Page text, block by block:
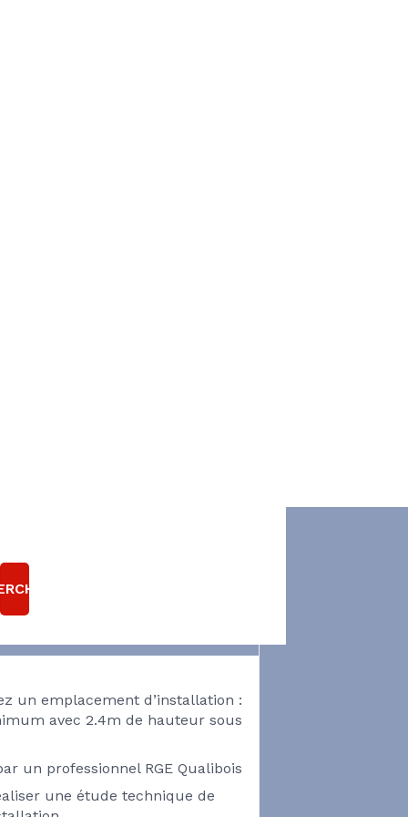
UNE
BOIS/
GRANULÉ ?
un emplacement d’installation :
avec 2.4m de hauteur sous
un professionnel RGE Qualibois
une étude technique de